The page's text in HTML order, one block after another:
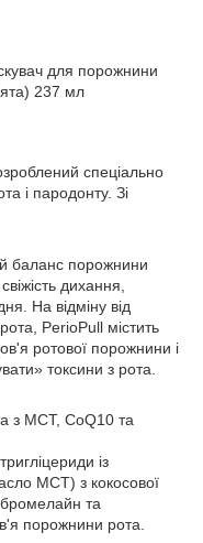
для порожнини
237 мл
спеціально
і пародонту. Зі
баланс порожнини
дихання,
На відміну від
PerioPull містить
ротової порожнини і
токсини з рота.
з MCT, CoQ10 та
із
MCT) з кокосової
бромелайн та
порожнини рота.